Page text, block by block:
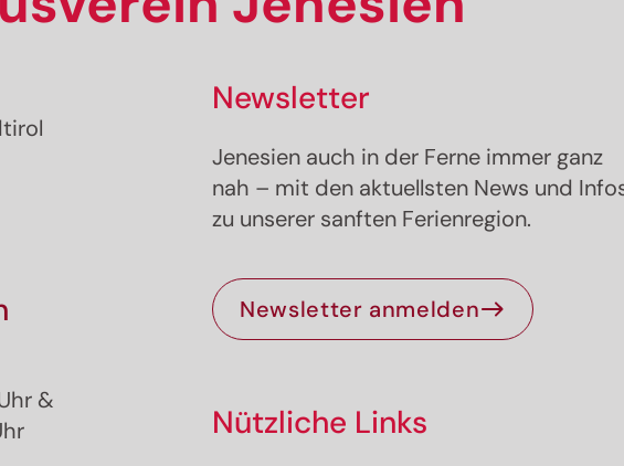
&
Newsletter
Jenesien auch in der Ferne immer ganz
nah – mit den aktuellsten News und
zu unserer sanften Ferienregion.
Newsletter anmelden
Nützliche Links